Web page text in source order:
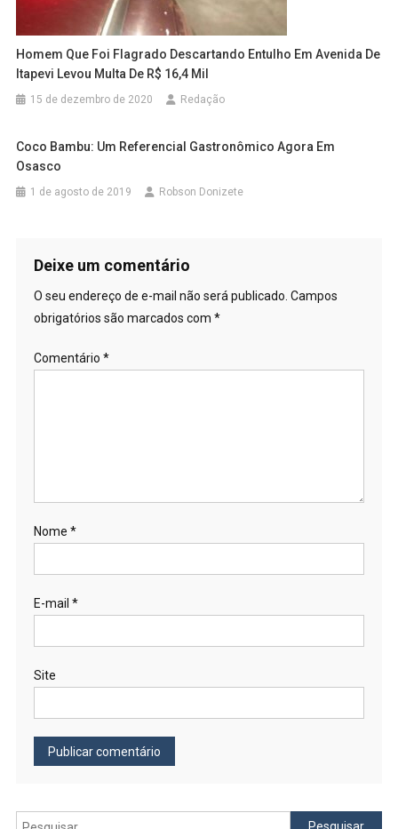
Homem Que Foi Flagrado Descartando Entulho Em Avenida De
Itapevi Levou Multa De R$ 16,4 Mil
15 de dezembro de 2020 Redação
Coco Bambu: Um Referencial Gastronômico Agora Em
Osasco
1 de agosto de 2019 Robson Donizete
Deixe um comentário
O seu endereço de e-mail não será publicado. Campos
obrigatórios são marcados com *
Comentário *
Nome *
E-mail *
Site
Pesquisar